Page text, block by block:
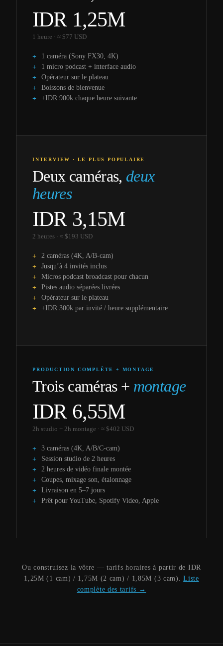
IDR 1,25M
1 heure · ≈ $77 USD
1 caméra (Sony FX30, 4K)
1 micro podcast + interface audio
Opérateur sur le plateau
Boissons de bienvenue
+IDR 900k chaque heure suivante
INTERVIEW · LE PLUS POPULAIRE
Deux caméras, deux
heures
IDR 3,15M
2 heures · ≈ $193 USD
2 caméras (4K, A/B-cam)
Jusqu’à 4 invités inclus
Micros podcast broadcast pour chacun
Pistes audio séparées livrées
Opérateur sur le plateau
+IDR 300k par invité / heure supplémentaire
PRODUCTION COMPLÈTE + MONTAGE
Trois caméras + montage
IDR 6,55M
2h studio + 2h montage · ≈ $402 USD
3 caméras (4K, A/B/C-cam)
Session studio de 2 heures
2 heures de vidéo finale montée
Coupes, mixage son, étalonnage
Livraison en 5–7 jours
Prêt pour YouTube, Spotify Video, Apple
Ou construisez la vôtre — tarifs horaires à partir de IDR
1,25M (1 cam) / 1,75M (2 cam) / 1,85M (3 cam).Liste
complète des tarifs →